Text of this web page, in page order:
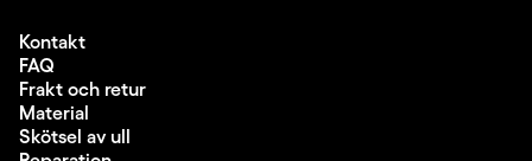
Kontakt
FAQ
Frakt och retur
Material
Skötsel av ull